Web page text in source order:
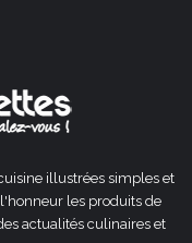
illustrées simples et
les produits de
actualités culinaires et